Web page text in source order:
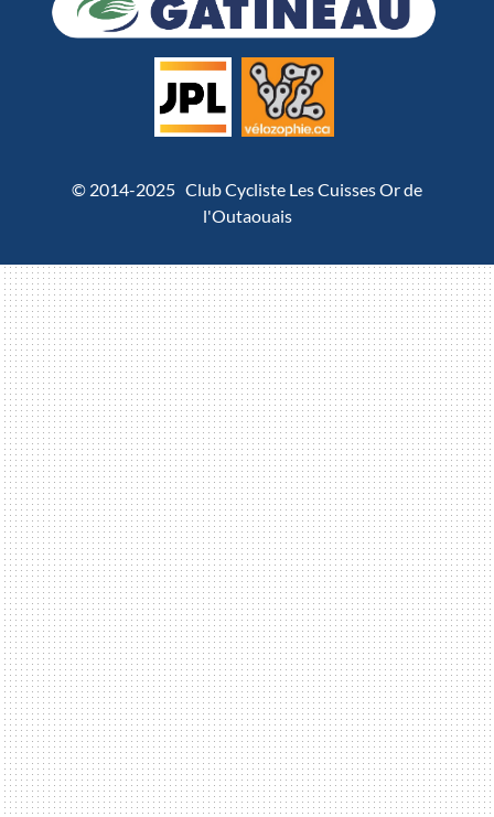
© 2014-2025 Club Cycliste Les Cuisses Or de
l'Outaouais